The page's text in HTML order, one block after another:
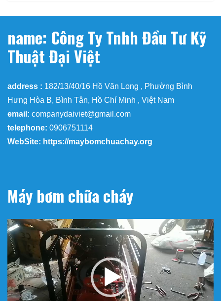
name: Công Ty Tnhh Đầu Tư Kỹ
Thuật Đại Việt
address : 182/13/40/16 Hồ Văn Long , Phường Bình
Hưng Hòa B, Bình Tân, Hồ Chí Minh , Việt Nam
email: companydaiviet@gmail.com
telephone: 0906751114
WebSite: https://maybomchuachay.org
Máy bơm chữa cháy
Trình
chơi
Video